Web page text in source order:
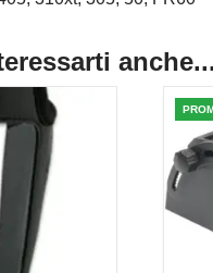
anche...